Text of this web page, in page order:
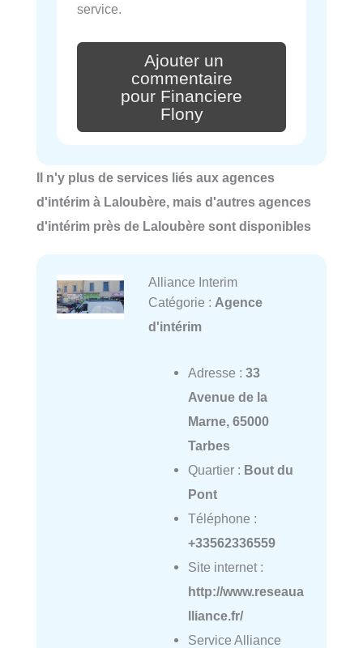
service.
Ajouter un
commentaire
pour Financiere
Flony
Il n'y plus de services liés aux agences
d'intérim à Laloubère, mais d'autres agences
d'intérim près de Laloubère sont disponibles
Alliance Interim
Catégorie : Agence
d'intérim
Adresse : 33
Avenue de la
Marne, 65000
Tarbes
Quartier : Bout du
Pont
Téléphone :
+33562336559
Site internet :
http://www.reseaua
lliance.fr/
Service Alliance